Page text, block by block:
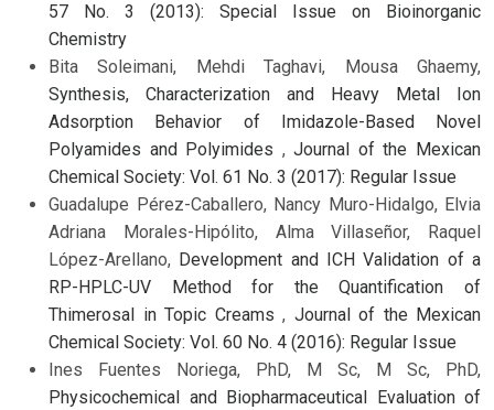
57 No. 3 (2013): Special Issue on Bioinorganic
Chemistry
Bita Soleimani, Mehdi Taghavi, Mousa Ghaemy,
Synthesis, Characterization and Heavy Metal Ion
Adsorption Behavior of Imidazole-Based Novel
Polyamides and Polyimides ,Journal of the Mexican
Chemical Society: Vol. 61 No. 3 (2017): Regular Issue
Guadalupe Pérez-Caballero, Nancy Muro-Hidalgo, Elvia
Adriana Morales-Hipólito, Alma Villaseñor, Raquel
López-Arellano, Development and ICH Validation of a
RP-HPLC-UV Method for the Quantification of
Thimerosal in Topic Creams , Journal of the Mexican
Chemical Society: Vol. 60 No. 4 (2016): Regular Issue
Ines Fuentes Noriega, PhD, M Sc, M Sc, PhD,
Physicochemical and Biopharmaceutical Evaluation of